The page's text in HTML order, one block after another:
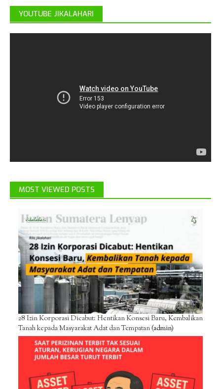
YOUTUBE JIKALAHARI
MOST VIEWED POSTS
28 Izin Korporasi Dicabut: Hentikan Konsesi Baru, Kembalikan
Tanah kepada Masyarakat Adat dan Tempatan(admin)